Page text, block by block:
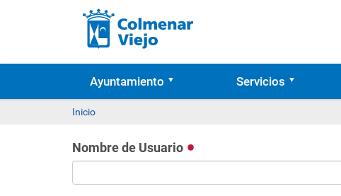
Ayuntamiento Servicios
Inicio
Nombre de Usuario